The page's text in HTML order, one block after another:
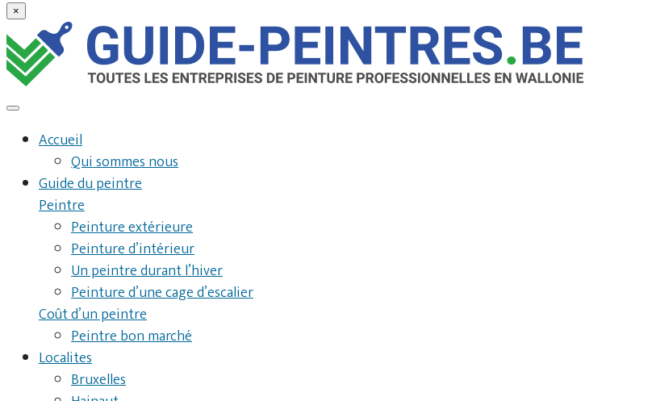
×
Accueil
Qui sommes nous
Guide du peintre
Peintre
Peinture extérieure
Peinture d’intérieur
Un peintre durant l’hiver
Peinture d’une cage d’escalier
Coût d’un peintre
Peintre bon marché
Localites
Bruxelles